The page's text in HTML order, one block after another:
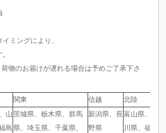
ミングにより、
物のお届けが遅れる場合は予めご了承下さ
関東 信越 北陸
山
島
茨城県、栃木県、群馬
県、埼玉県、千葉県、
新潟県、長
野県
富山県、石
川県、福井